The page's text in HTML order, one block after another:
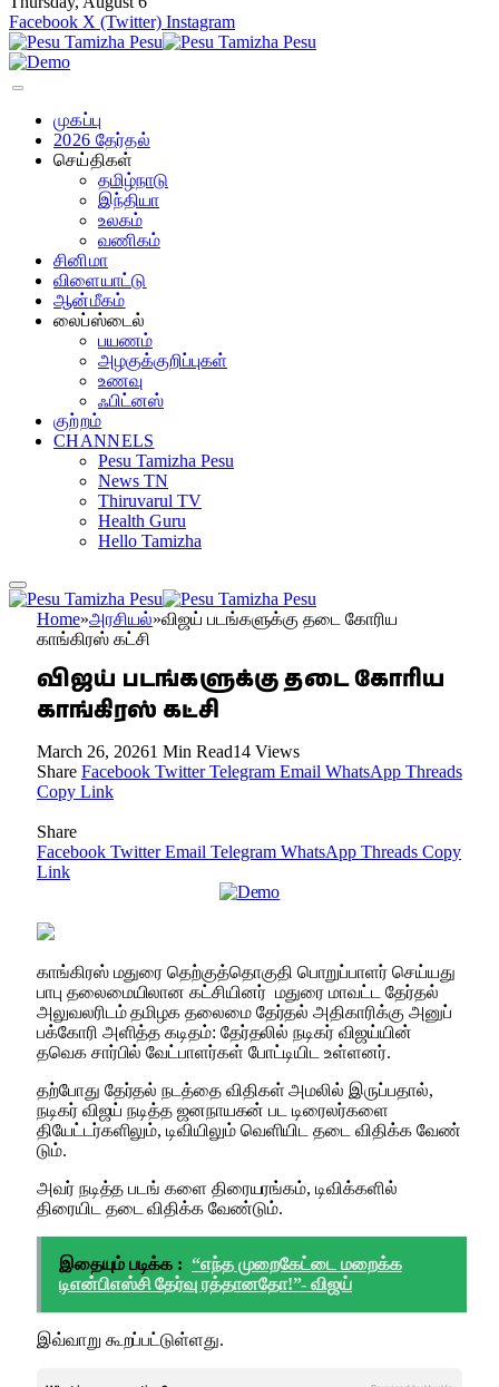
Facebook X (Twitter) Instagram
முகப்பு
2026 தேர்தல்
செய்திகள்
தமிழ்நாடு
இந்தியா
உலகம்
வணிகம்
சினிமா
விளையாட்டு
ஆன்மீகம்
லைப்ஸ்டைல்
பயணம்
அழகுக்குறிப்புகள்
உணவு
ஃபிட்னஸ்
குற்றம்
CHANNELS
Pesu Tamizha Pesu
News TN
Thiruvarul TV
Health Guru
Hello Tamizha
Home»அரசியல்»விஜய் படங்களுக்கு தடை கோரிய
காங்கிரஸ் கட்சி
விஜய் படங்களுக்கு தடை கோரிய
காங்கிரஸ் கட்சி
March 26, 20261 Min Read14 Views
Share Facebook Twitter Telegram Email WhatsApp Threads
Copy Link
Share
Facebook Twitter Email Telegram WhatsApp Threads Copy
Link
காங்​கிரஸ் மதுரை தெற்​குத்தொகுதி பொறுப்​பாளர் செய்​யது
பாபு தலை​மையிலான கட்​சி​யினர் மதுரை மாவட்ட தேர்​தல்
அலு​வலரிடம் தமிழக தலைமை தேர்​தல் அதிகாரிக்கு அனுப்​
பக்கோரி அளித்த கடிதம்: தேர்​தலில் நடிகர் விஜய்​யின்
தவெக சார்​பில் வேட்​பாளர்​கள் போட்​டி​யிட உள்​ளனர்.
தற்​போது தேர்​தல் நடத்தை விதி​கள் அமலில் இருப்​ப​தால்,
நடிகர் விஜய் நடித்த ஜனநாயகன் பட டிரைலர்​களை
தியேட்டர்களி​லும், டிவியி​லும் வெளி​யிட தடை விதிக்க வேண்​
டும்.
அவர் நடித்த ​படங் களை திரையரங்​கம், டிவிக்களில்
திரையிட தடை விதிக்க வேண்​டும்.
இதையும் படிக்க : “எந்த முறைகேட்டை மறைக்க
டிஎன்பிஎஸ்சி தேர்வு ரத்தானதோ!”- விஜய்
இவ்வாறு கூறப்பட்டுள்ளது.